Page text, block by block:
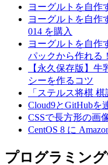
ヨーグルトを自作
ヨーグルトを自作
014 を購入
ヨーグルトを自作
パックから作れる！
【永久保存版】
シーを作るコツ
「ステルス将棋
Cloud9とGitHubを
CSSで長方形の画
CentOS 8 に
プログラミン